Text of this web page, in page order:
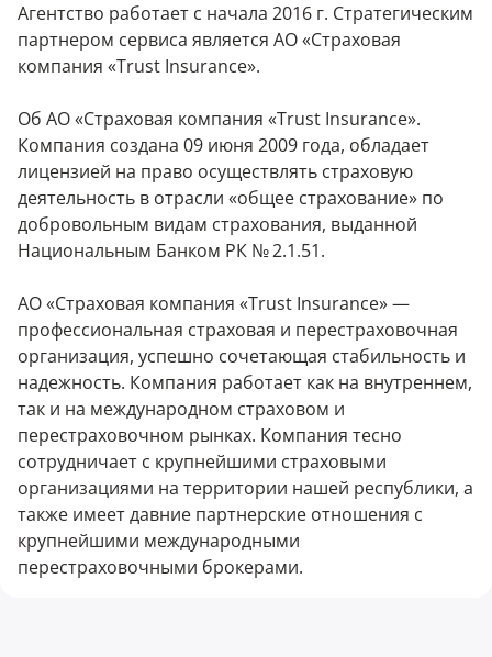
Агентство работает с начала 2016 г. Стратегическим
партнером сервиса является АО «Страховая
компания «Trust Insurance».
Об АО «Страховая компания «Trust Insurance».
Компания создана 09 июня 2009 года, обладает
лицензией на право осуществлять страховую
деятельность в отрасли «общее страхование» по
добровольным видам страхования, выданной
Национальным Банком РК № 2.1.51.
АО «Страховая компания «Trust Insurance» —
профессиональная страховая и перестраховочная
организация, успешно сочетающая стабильность и
надежность. Компания работает как на внутреннем,
так и на международном страховом и
перестраховочном рынках. Компания тесно
сотрудничает с крупнейшими страховыми
организациями на территории нашей республики, а
также имеет давние партнерские отношения с
крупнейшими международными
перестраховочными брокерами.